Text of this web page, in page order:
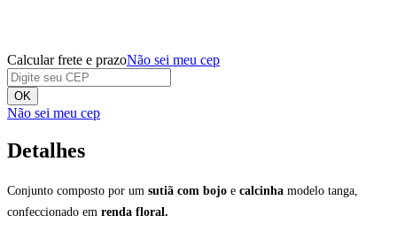
Calcular frete e prazoNão sei meu cep
OK
Não sei meu cep
Detalhes
Conjunto composto por um sutiã com bojo e calcinha modelo tanga,
confeccionado em renda floral.